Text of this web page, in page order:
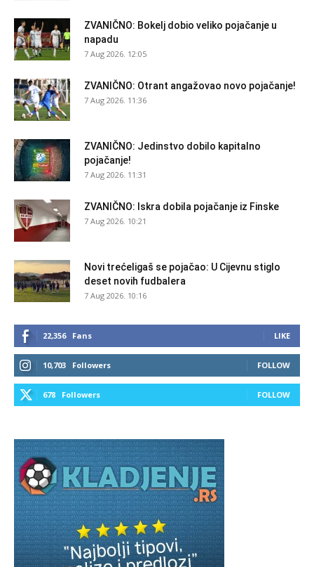
ZVANIČNO: Bokelj dobio veliko pojačanje u
napadu
7 Aug 2026. 12:05
ZVANIČNO: Otrant angažovao novo pojačanje!
7 Aug 2026. 11:36
ZVANIČNO: Jedinstvo dobilo kapitalno
pojačanje!
7 Aug 2026. 11:31
ZVANIČNO: Iskra dobila pojačanje iz Finske
7 Aug 2026. 10:21
Novi trećeligaš se pojačao: U Cijevnu stiglo
deset novih fudbalera
7 Aug 2026. 10:16
22,356 Fans LIKE
10,703 Followers FOLLOW
678 Followers FOLLOW